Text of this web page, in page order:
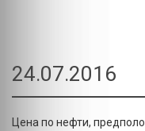
24.07.2016
Цена по нефти,